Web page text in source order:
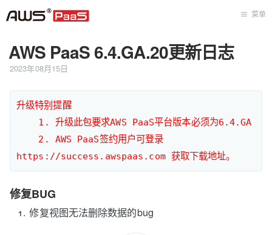
首页
菜单
AWS PaaS 6.4.GA.20更新日志
2023年08月15日
升级特别提醒
修复BUG
修复视图无法删除数据的bug